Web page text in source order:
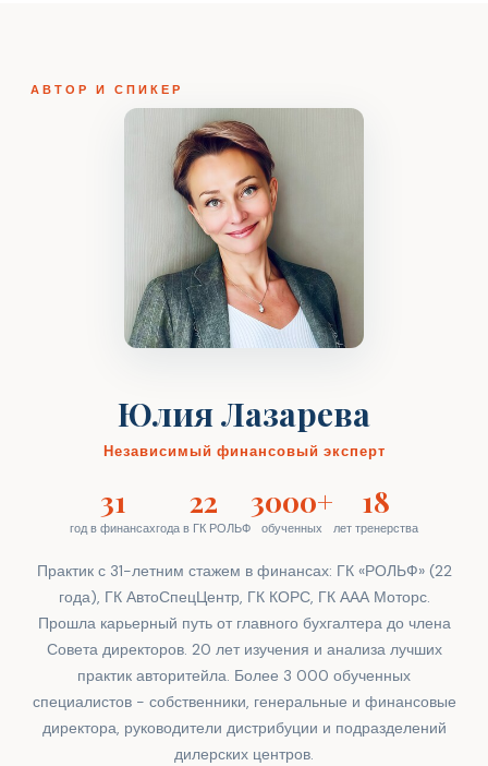
АВТОР И СПИКЕР
Юлия Лазарева
Независимый финансовый эксперт
31
год в финансах
22
года в ГК РОЛЬФ
3000+
обученных
18
лет тренерства
Практик с 31-летним стажем в финансах: ГК «РОЛЬФ» (22
года), ГК АвтоСпецЦентр, ГК КОРС, ГК ААА Моторс.
Прошла карьерный путь от главного бухгалтера до члена
Совета директоров. 20 лет изучения и анализа лучших
практик авторитейла. Более 3 000 обученных
специалистов - собственники, генеральные и финансовые
директора, руководители дистрибуции и подразделений
дилерских центров.